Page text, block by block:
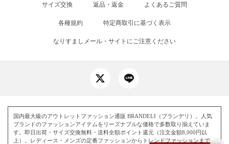
サイズ交換 返品・返金 よくあるご質問
各種規約 特定商取引に基づく表示
なりすましメール・サイトにご注意ください
国内最大級のアウトレットファッション通販 BRANDELI（ブランデリ）。人気
ブランドのファッションアイテムをリーズナブルな価格で多数取り揃えていま
す。即日出荷・サイズ交換無料・送料全額ポイント還元（注文金額8,000円以
上）。レディース・メンズの定番ファッションからトレンドファッションまで、